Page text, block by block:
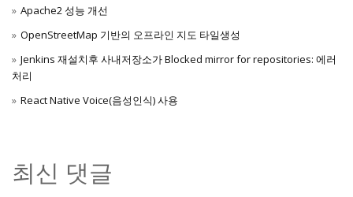
Apache2 성능 개선
OpenStreetMap 기반의 오프라인 지도 타일생성
Jenkins 재설치후 사내저장소가 Blocked mirror for repositories: 에러
처리
React Native Voice(음성인식) 사용
최신 댓글